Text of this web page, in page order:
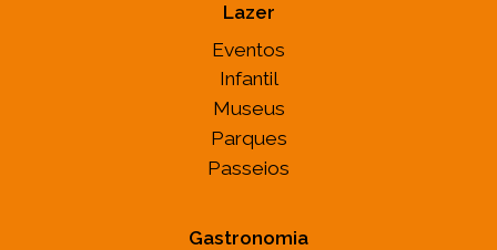
Lazer
Eventos
Infantil
Museus
Parques
Passeios
Gastronomia